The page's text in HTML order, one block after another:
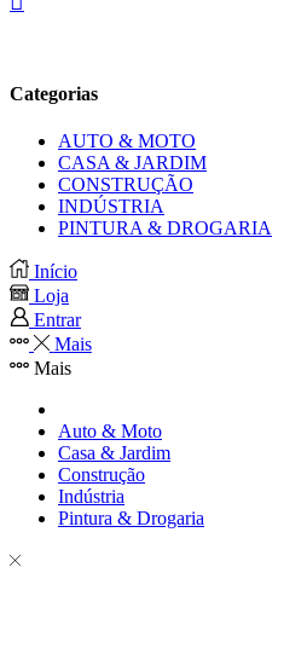
Categorias
AUTO & MOTO
CASA & JARDIM
CONSTRUÇÃO
INDÚSTRIA
PINTURA & DROGARIA
Início
Loja
Entrar
Mais
Mais
Auto & Moto
Casa & Jardim
Construção
Indústria
Pintura & Drogaria